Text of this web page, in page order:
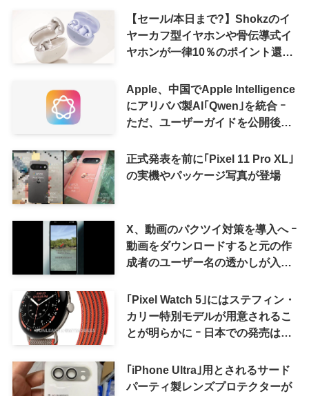
【セール/本日まで?】Shokzのイ
ヤーカフ型イヤホンや骨伝導式イ
ヤホンが一律10％のポイント還元
Apple、中国でApple Intelligence
にアリババ製AI｢Qwen｣を統合 ｰ
ただ、ユーザーガイドを公開後に
正式発表を前に｢Pixel 11 Pro XL｣
の実機やパッケージ写真が登場
X、動画のパクツイ対策を導入へ ｰ
動画をダウンロードすると元の作
成者のユーザー名の透かしが入る
｢Pixel Watch 5｣にはステフィン・
カリー特別モデルが用意されるこ
とが明らかに ｰ 日本での発売は期
｢iPhone Ultra｣用とされるサード
パーティ製レンズプロテクターが